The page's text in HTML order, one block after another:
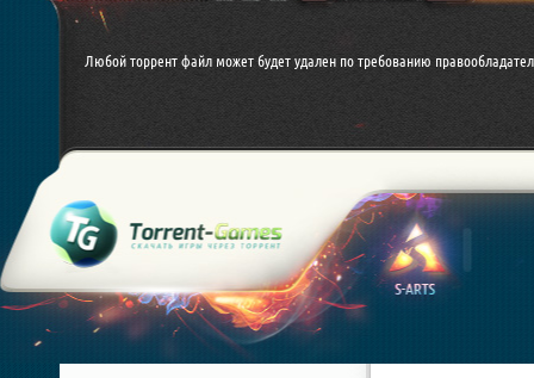
Любой торрент файл может будет удален по требованию